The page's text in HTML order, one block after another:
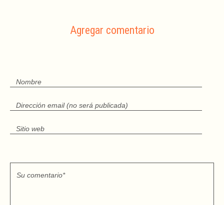
Agregar comentario